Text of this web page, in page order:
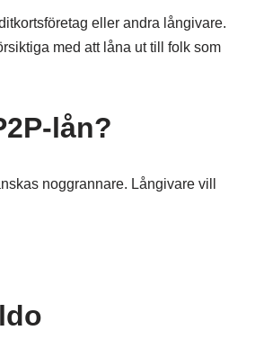
eller andra långivare.
med att låna ut till folk som
lån?
noggrannare. Långivare vill